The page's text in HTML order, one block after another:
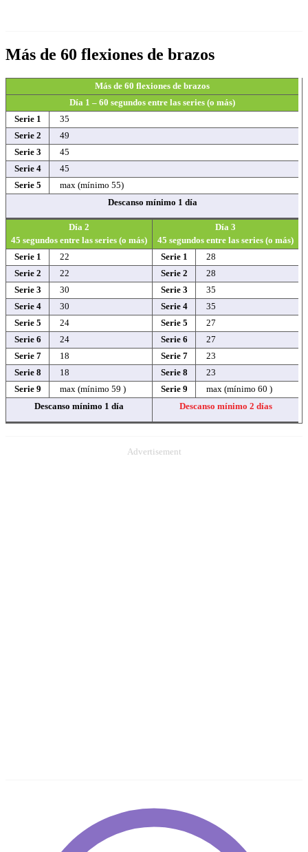
Más de 60 flexiones de brazos
Más de 60 flexiones de brazos
Día 1 – 60 segundos entre las series (o más)
Serie 1
35
Serie 2
49
Serie 3
45
Serie 4
45
Serie 5
max (mínimo 55)
Descanso mínimo 1 día
Día 2
45 segundos entre las series (o más)
Día 3
45 segundos entre las series (o más)
Serie 1
22 Serie 1
28
Serie 2
22 Serie 2
28
Serie 3
30 Serie 3
35
Serie 4
30 Serie 4
35
Serie 5
24 Serie 5
27
Serie 6
24 Serie 6
27
Serie 7
18 Serie 7
23
Serie 8
18 Serie 8
23
Serie 9
max (mínimo 59 ) Serie 9
max (mínimo 60 )
Descanso mínimo 1 día
Descanso mínimo 2 días
Advertisement